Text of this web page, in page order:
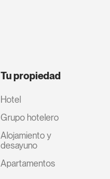
Tu propiedad
Hotel
Grupo hotelero
Alojamiento y
desayuno
Apartamentos